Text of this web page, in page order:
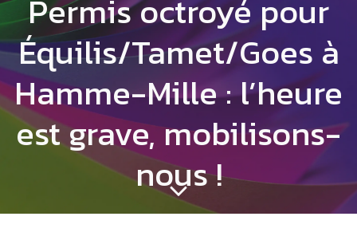
Permis octroyé pour
Équilis/Tamet/Goes à
Hamme-Mille : l’heure
est grave, mobilisons-
nous !